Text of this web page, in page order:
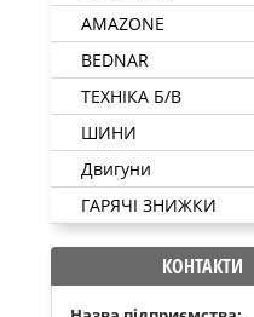
AMAZONE
BEDNAR
ТЕХНІКА Б/В
ШИНИ
Двигуни
ГАРЯЧІ ЗНИЖКИ
КОНТАКТИ